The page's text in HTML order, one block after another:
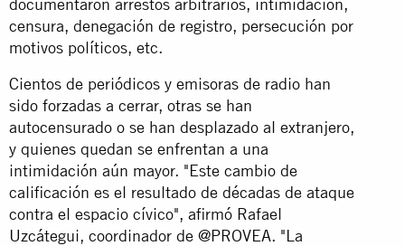
censura, denegación de registro, persecución por
motivos políticos, etc.
Cientos de periódicos y emisoras de radio han
sido forzadas a cerrar, otras se han
autocensurado o se han desplazado al extranjero,
y quienes quedan se enfrentan a una
intimidación aún mayor. "Este cambio de
calificación es el resultado de décadas de ataque
contra el espacio cívico", afirmó Rafael
Uzcátegui, coordinador de @PROVEA. "La